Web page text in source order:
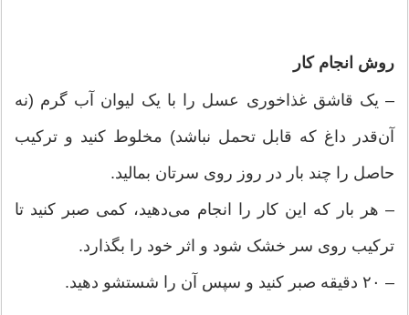
روش انجام کار
– یک قاشق غذاخوری عسل را با یک لیوان آب گرم (نه
آن‌قدر داغ که قابل تحمل نباشد) مخلوط کنید و ترکیب
حاصل را چند بار در روز روی سرتان بمالید.
– هر بار که این کار را انجام می‌دهید، کمی صبر کنید تا
ترکیب روی سر خشک شود و اثر خود را بگذارد.
– ۲۰ دقیقه صبر کنید و سپس آن را شستشو دهید.